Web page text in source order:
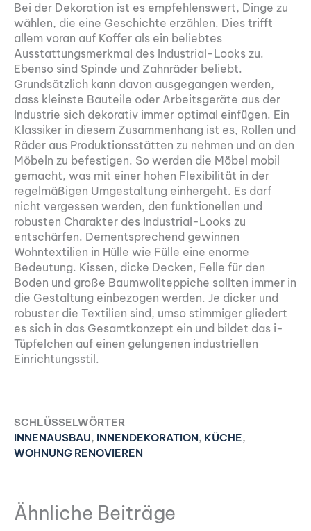
Bei der Dekoration ist es empfehlenswert, Dinge zu
wählen, die eine Geschichte erzählen. Dies trifft
allem voran auf Koffer als ein beliebtes
Ausstattungsmerkmal des Industrial-Looks zu.
Ebenso sind Spinde und Zahnräder beliebt.
Grundsätzlich kann davon ausgegangen werden,
dass kleinste Bauteile oder Arbeitsgeräte aus der
Industrie sich dekorativ immer optimal einfügen. Ein
Klassiker in diesem Zusammenhang ist es, Rollen und
Räder aus Produktionsstätten zu nehmen und an den
Möbeln zu befestigen. So werden die Möbel mobil
gemacht, was mit einer hohen Flexibilität in der
regelmäßigen Umgestaltung einhergeht. Es darf
nicht vergessen werden, den funktionellen und
robusten Charakter des Industrial-Looks zu
entschärfen. Dementsprechend gewinnen
Wohntextilien in Hülle wie Fülle eine enorme
Bedeutung. Kissen, dicke Decken, Felle für den
Boden und große Baumwollteppiche sollten immer in
die Gestaltung einbezogen werden. Je dicker und
robuster die Textilien sind, umso stimmiger gliedert
es sich in das Gesamtkonzept ein und bildet das i-
Tüpfelchen auf einen gelungenen industriellen
Einrichtungsstil.
SCHLÜSSELWÖRTER
INNENAUSBAU, INNENDEKORATION, KÜCHE,
WOHNUNG RENOVIEREN
Ähnliche Beiträge